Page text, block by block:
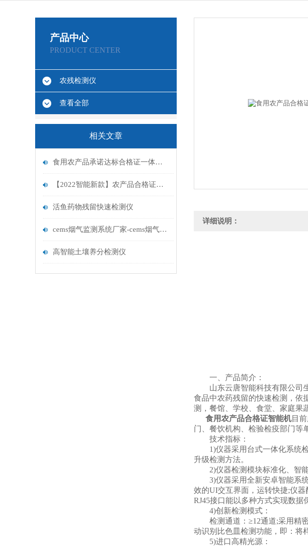
产品中心
PRODUCT CENTER
农残检测仪
查看全部
相关文章
食用农产品承诺达标合格证一体机【新品推荐】农产品承诺达标合格证一体机
【2022智能新款】农产品合格证一体机@升级农产品合格证一体机
活鱼药物残留快速检测仪
cems烟气监测系统厂家-cems烟气监测系统厂家
高智能土壤养分检测仪
详细说明：
一、产品简介：
山东云唐智能科技有限公司
食品中农药残留的快速检测，依
测，餐馆、学校、食堂、家庭果
食用农产品合格证智能机目
门、餐饮机构、检验检疫部门等
技术指标：
1)仪器采用台式一体化系统检
升级检测方法。
2)仪器检测模块标准化、智能
3)仪器采用全新安卓智能系统
效的UI交互界面，运转快捷;仪
RJ45接口能以多种方式实现数据
4)创新检测模式：
检测通道：≥12通道;采用精密
动识别比色皿检测功能，即：将
5)进口高精光源：